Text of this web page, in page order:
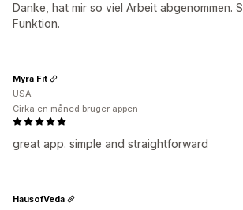
Danke, hat mir so viel Arbeit abgenommen.
Funktion.
great app. simple and straightforward
Myra Fit
USA
Cirka en måned bruger appen
HausofVeda